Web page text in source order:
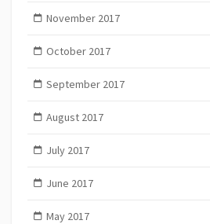
November 2017
October 2017
September 2017
August 2017
July 2017
June 2017
May 2017